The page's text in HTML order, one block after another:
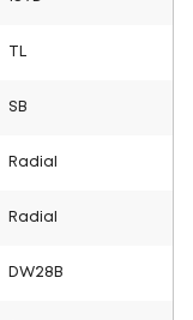
SB
Radial
Radial
DW28B